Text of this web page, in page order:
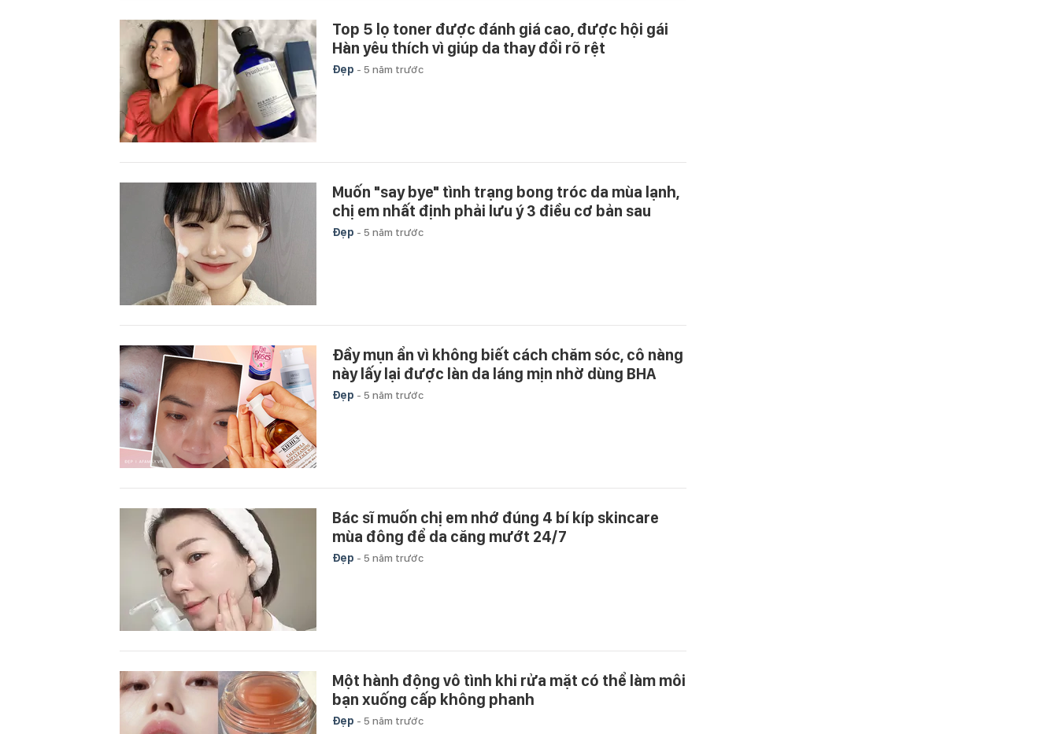
Top 5 lọ toner được đánh giá cao, được hội gái
Hàn yêu thích vì giúp da thay đổi rõ rệt
Đẹp - 5 năm trước
Muốn "say bye" tình trạng bong tróc da mùa lạnh,
chị em nhất định phải lưu ý 3 điều cơ bản sau
Đẹp - 5 năm trước
Đầy mụn ẩn vì không biết cách chăm sóc, cô nàng
này lấy lại được làn da láng mịn nhờ dùng BHA
Đẹp - 5 năm trước
Bác sĩ muốn chị em nhớ đúng 4 bí kíp skincare
mùa đông để da căng mướt 24/7
Đẹp - 5 năm trước
Một hành động vô tình khi rửa mặt có thể làm môi
bạn xuống cấp không phanh
Đẹp - 5 năm trước